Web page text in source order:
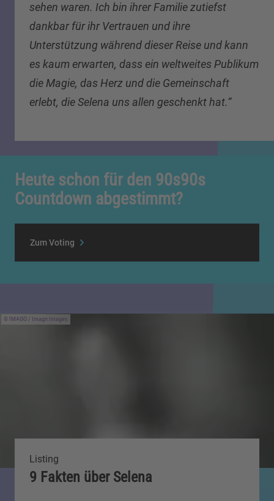
sehen waren. Ich bin ihrer Familie zutiefst
dankbar für ihr Vertrauen und ihre
Unterstützung während dieser Reise und kann
es kaum erwarten, dass ein weltweites Publikum
die Magie, das Herz und die Gemeinschaft
erlebt, die Selena uns allen geschenkt hat.“
Heute schon für den 90s90s
Countdown abgestimmt?
Zum Voting
IMAGO / Imagn Images
Listing
9 Fakten über Selena